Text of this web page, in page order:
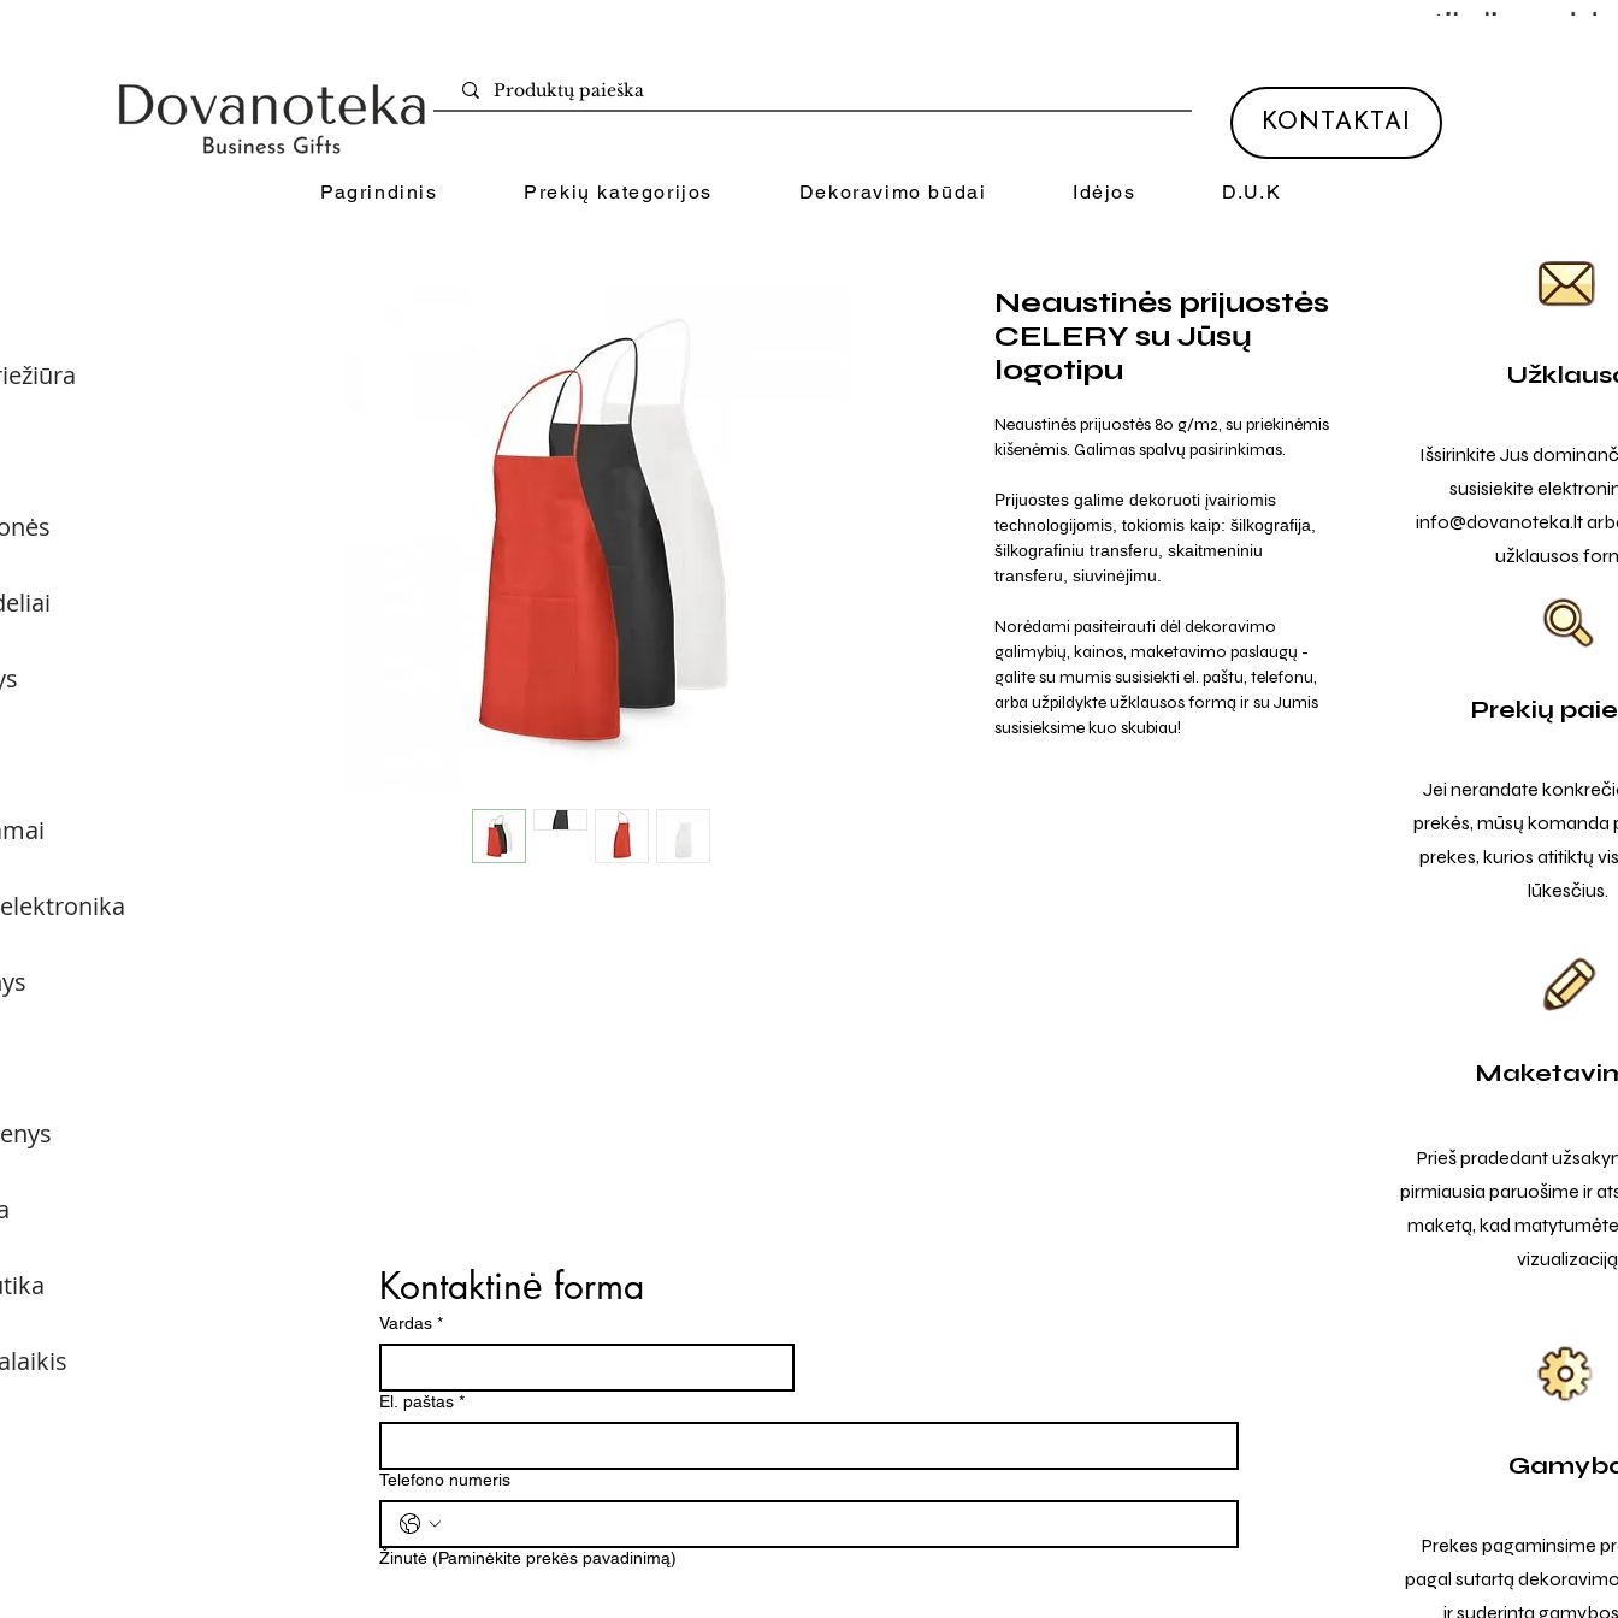
Pagrindinis Prekių kategorijos Dekoravimo būdai Idėjos D.U.K
KONTAKTAI
Neaustinės prijuostės
CELERY su Jūsų
logotipu
Neaustinės prijuostės 80 g/m2, su priekinėmis
kišenėmis. Galimas spalvų pasirinkimas.
Prijuostes galime dekoruoti įvairiomis
technologijomis, tokiomis kaip: šilkografija,
šilkografiniu transferu, skaitmeniniu
transferu, siuvinėjimu.
Norėdami pasiteirauti dėl dekoravimo
galimybių, kainos, maketavimo paslaugų -
galite su mumis susisiekti el. paštu, telefonu,
arba užpildykte užklausos formą ir su Jumis
susisieksime kuo skubiau!
Išsirinkite Jus
susisiekite
info@dovanoteka.lt
užklausos
Prekių
Jei nerandate
prekės, mūsų komanda
prekes, kurios atitiktų
lūkesčius.
Kontaktinė forma
Vardas *
El. paštas *
Telefono numeris
Žinutė (Paminėkite prekės pavadinimą)
Prieš pradedant
pirmiausia paruošime ir
maketą, kad
vizualizaciją
Prekes pagaminsime
pagal sutartą
ir suderintą